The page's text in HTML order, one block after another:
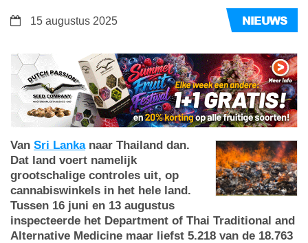
NIEUWS
15 augustus 2025
Van Sri Lankanaar Thailand dan.
Dat land voert namelijk
grootschalige controles uit, op
cannabiswinkels in het hele land.
Tussen 16 juni en 13 augustus
inspecteerde het Department of Thai Traditional and
Alternative Medicine maar liefst 5.218 van de 18.763